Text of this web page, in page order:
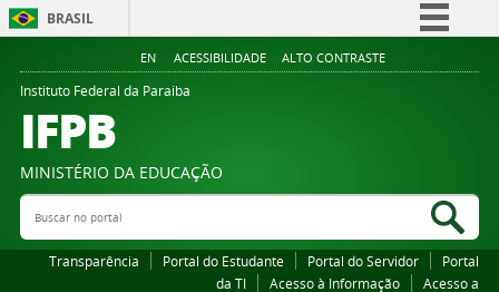
BRASIL
Simplifique!
Legislação
EN ACESSIBILIDADE ALTO CONTRASTE
Instituto Federal da Paraiba
IFPB
MINISTÉRIO DA EDUCAÇÃO
Buscar no portal
Transparência Portal do Estudante Portal do Servidor
Portal
da TI
Acesso à Informação
Acesso a